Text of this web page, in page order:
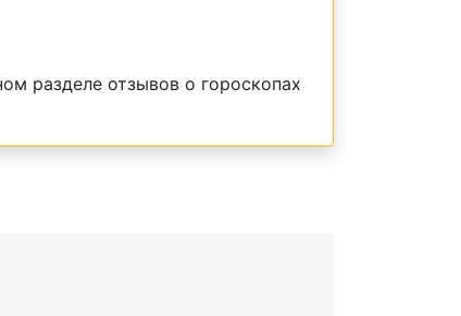
разделе отзывов о гороскопах